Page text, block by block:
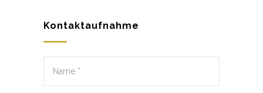
Kontaktaufnahme